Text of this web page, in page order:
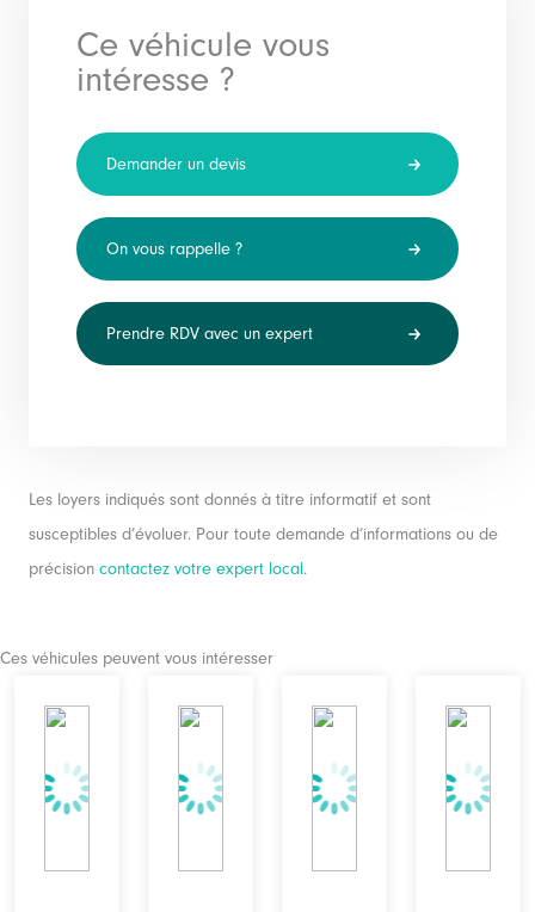
Ce véhicule vous
intéresse ?
Demander un devis
On vous rappelle ?
Prendre RDV avec un expert
Les loyers indiqués sont donnés à titre informatif et sont
susceptibles d’évoluer. Pour toute demande d’informations ou de
précision contactez votre expert local.
Ces véhicules peuvent vous intéresser